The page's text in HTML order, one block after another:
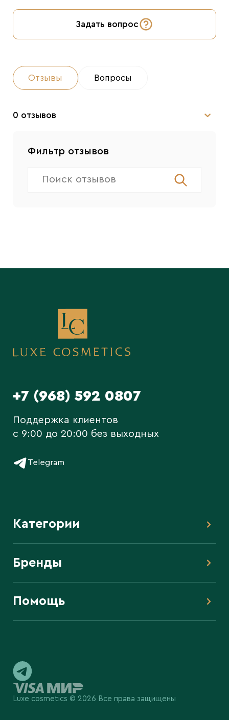
Задать вопрос
Отзывы Вопросы
0 отзывов
Фильтр отзывов
+7 (968) 592 0807
Поддержка клиентов
c 9:00 до 20:00 без выходных
Telegram
Категории
Бренды
Помощь
Luxe cosmetics © 2026 Все права защищены